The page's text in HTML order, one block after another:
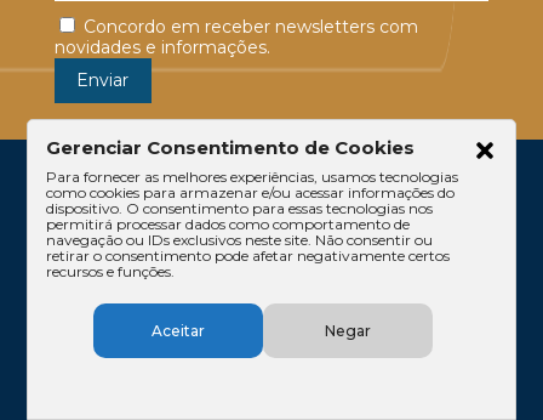
Concordo em receber newsletters com
novidades e informações.
Escritório
Equipe
Conteúdos
Contato
Código de Ética
Gerenciar Consentimento de Cookies
Para fornecer as melhores experiências, usamos tecnologias
como cookies para armazenar e/ou acessar informações do
dispositivo. O consentimento para essas tecnologias nos
permitirá processar dados como comportamento de
navegação ou IDs exclusivos neste site. Não consentir ou
retirar o consentimento pode afetar negativamente certos
recursos e funções.
Aceitar Negar